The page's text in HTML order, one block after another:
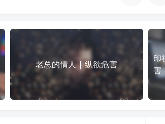
老总的情人 | 纵欲危害
印
害